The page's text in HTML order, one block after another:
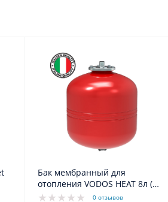
Бак мембранный для
отопления VODOS HEAT 8л (
5bar, G 3/4 `` НР, мембрана
0 отзывов